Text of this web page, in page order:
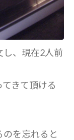
し、現在2人前
きて頂ける
を忘れると